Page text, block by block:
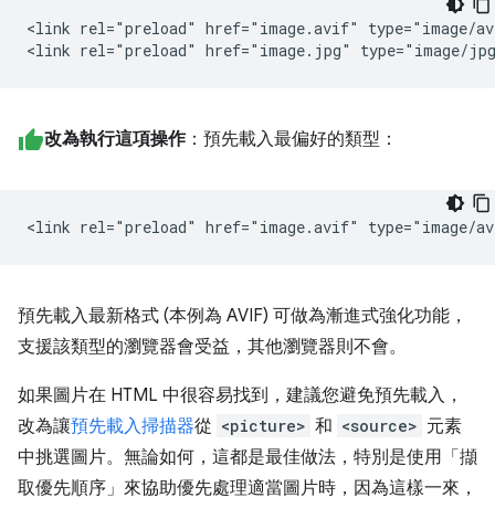
<link rel="preload" href="image.avif" type="image/
改為執行這項操作：預先載入最偏好的類型：
預先載入最新格式 (本例為 AVIF) 可做為漸進式強化功能，
支援該類型的瀏覽器會受益，其他瀏覽器則不會。
如果圖片在 HTML 中很容易找到，建議您避免預先載入，
改為讓預先載入掃描器從 <picture> 和 <source> 元素
中挑選圖片。無論如何，這都是最佳做法，特別是使用「擷
取優先順序」 來協助優先處理適當圖片時，因為這樣一來，